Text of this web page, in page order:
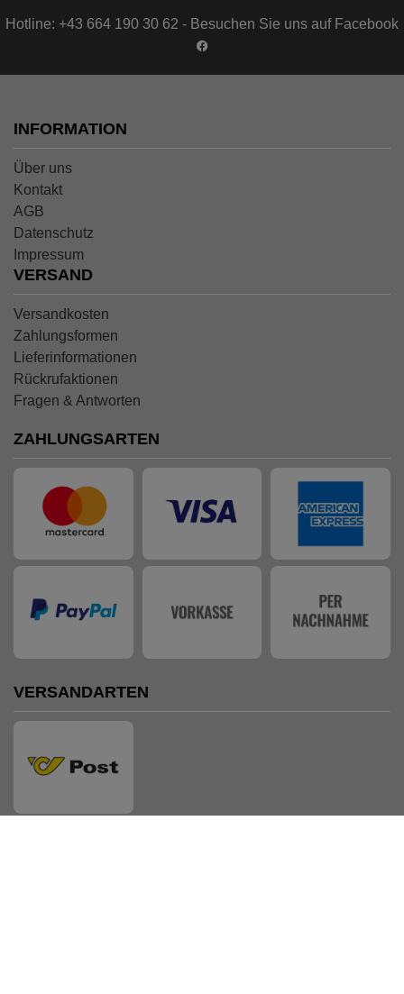
Hotline: +43 664 190 30 62 - Besuchen Sie uns auf Facebook
INFORMATION
Über uns
Kontakt
AGB
Datenschutz
Impressum
VERSAND
Versandkosten
Zahlungsformen
Lieferinformationen
Rückrufaktionen
Fragen & Antworten
ZAHLUNGSARTEN
VERSANDARTEN